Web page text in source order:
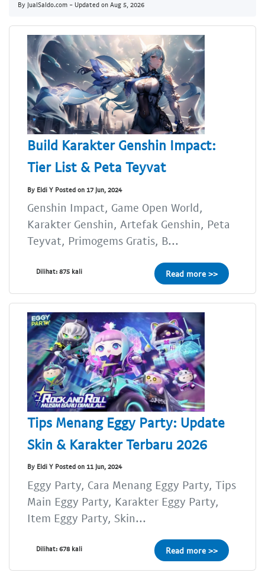
By JualSaldo.com - Updated on Aug 5, 2026
Build Karakter Genshin Impact:
Tier List & Peta Teyvat
By Eldi Y Posted on 17 Jun, 2024
Genshin Impact, Game Open World,
Karakter Genshin, Artefak Genshin, Peta
Teyvat, Primogems Gratis, B...
Dilihat: 875 kali Read more >>
Tips Menang Eggy Party: Update
Skin & Karakter Terbaru 2026
By Eldi Y Posted on 11 Jun, 2024
Eggy Party, Cara Menang Eggy Party, Tips
Main Eggy Party, Karakter Eggy Party,
Item Eggy Party, Skin...
Dilihat: 678 kali Read more >>